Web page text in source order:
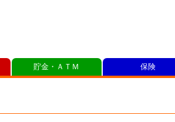
貯金・ＡＴＭ 保険